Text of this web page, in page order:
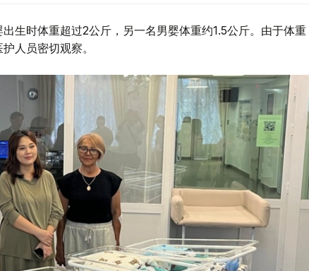
生时体重超过2公斤，另一名男婴体重约1.5公斤。由于体重
人员密切观察。